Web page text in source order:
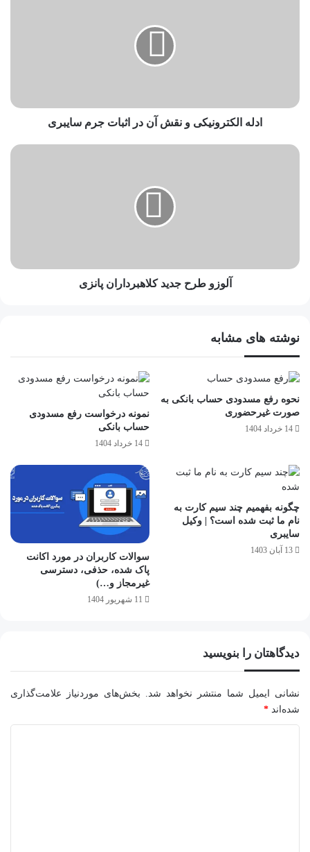
ادله الکترونیکی و نقش آن در اثبات جرم سایبری
آلوزو طرح جدید کلاهبرداران پانزی
نوشته های مشابه
نحوه رفع مسدودی حساب بانکی به
صورت غیرحضوری
14 خرداد 1404
نمونه درخواست رفع مسدودی
حساب بانکی
14 خرداد 1404
چگونه بفهمیم چند سیم کارت به
نام ما ثبت شده است؟ | وکیل
سایبری
13 آبان 1403
سوالات کاربران در مورد اکانت
پاک شده، حذفی، دسترسی
غیرمجاز و…)
11 شهریور 1404
دیدگاهتان را بنویسید
نشانی ایمیل شما منتشر نخواهد شد.
بخش‌های موردنیاز علامت‌گذاری
شده‌اند *